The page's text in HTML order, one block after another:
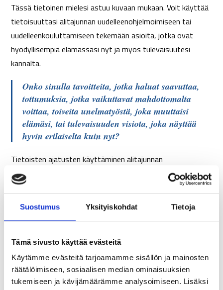
Suostumus Yksityiskohdat Tietoja
Tämä sivusto käyttää evästeitä
Käytämme evästeitä tarjoamamme sisällön ja mainosten
räätälöimiseen, sosiaalisen median ominaisuuksien
tukemiseen ja kävijämäärämme analysoimiseen. Lisäksi
Tässä tietoinen mielesi astuu kuvaan mukaan. Voit käyttää
tietoisuuttasi alitajunnan uudelleenohjelmoimiseen tai
uudelleenkouluttamiseen tekemään asioita, jotka ovat
hyödyllisempiä elämässäsi nyt ja myös tulevaisuutesi
kannalta.
Onko sinulla tavoitteita, jotka haluat saavuttaa,
tottumuksia, jotka vaikuttavat mahdottomalta
voittaa, toiveita unelmatyöstä, joka muuttaisi
elämäsi, tai tulevaisuuden visiota, joka näyttää
hyvin erilaiselta kuin nyt?
Tietoisten ajatusten käyttäminen alitajunnan
ohjelmoimiseen voi tuoda sinulle menestystä kaikilla
etsimäsi elämäsi alueilla.
Se alkaa seuraamalla näitä neljää vaihetta:
muutokselle
Ensin sinun on selvitettävä, mikä estää sinua
saavuttamasta sitä, mitä haluat saavuttaa. Mitkä ovat